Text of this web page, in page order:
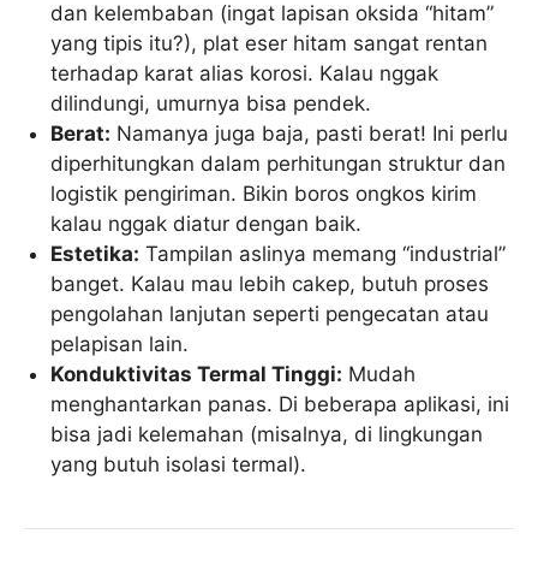
dan kelembaban (ingat lapisan oksida “hitam”
yang tipis itu?), plat eser hitam sangat rentan
terhadap karat alias korosi. Kalau nggak
dilindungi, umurnya bisa pendek.
Berat: Namanya juga baja, pasti berat! Ini perlu
diperhitungkan dalam perhitungan struktur dan
logistik pengiriman. Bikin boros ongkos kirim
kalau nggak diatur dengan baik.
Estetika: Tampilan aslinya memang “industrial”
banget. Kalau mau lebih cakep, butuh proses
pengolahan lanjutan seperti pengecatan atau
pelapisan lain.
Konduktivitas Termal Tinggi: Mudah
menghantarkan panas. Di beberapa aplikasi, ini
bisa jadi kelemahan (misalnya, di lingkungan
yang butuh isolasi termal).